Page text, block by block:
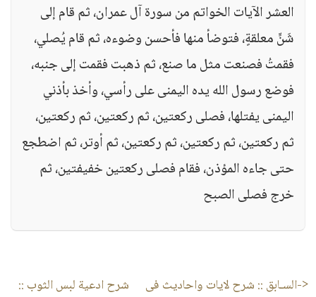
العشر الآيات الخواتم من سورة آل عمران، ثم قام إلى
شَنٍّ معلقةٍ، فتوضأ منها فأحسن وضوءه، ثم قام يُصلي،
فقمتُ فصنعت مثل ما صنع، ثم ذهبت فقمت إلى جنبه،
فوضع رسول الله يده اليمنى على رأسي، وأخذ بأذني
اليمنى يفتلها، فصلى ركعتين، ثم ركعتين، ثم ركعتين،
ثم ركعتين، ثم ركعتين، ثم ركعتين، ثم أوتر، ثم اضطجع
حتى جاءه المؤذن، فقام فصلى ركعتين خفيفتين، ثم
خرج فصلى الصبح
<-السـابق :: شرح لايات واحاديث فى
شرح ادعية لبس الثوب ::